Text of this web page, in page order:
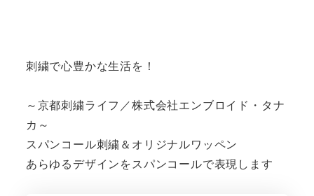
刺繍で心豊かな生活を！
～京都刺繍ライフ／株式会社エンブロイド・タナ
カ～
スパンコール刺繍＆オリジナルワッペン
あらゆるデザインをスパンコールで表現します